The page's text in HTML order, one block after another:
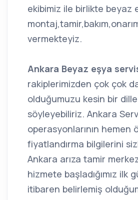
ekibimiz ile birlikte beyaz
vermekteyiz.
Ankara Beyaz eşya
rakiplerimizden çok çok
olduğumuzu kesin bir dille
söyleyebiliriz. Ankara
operasyonlarının hemen
fiyatlandırma bilgilerini
Ankara arıza tamir
hizmete başladığımız ilk
itibaren belirlemiş